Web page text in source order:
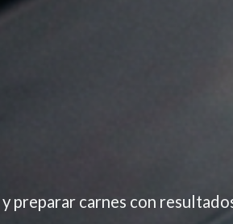
preparar carnes con